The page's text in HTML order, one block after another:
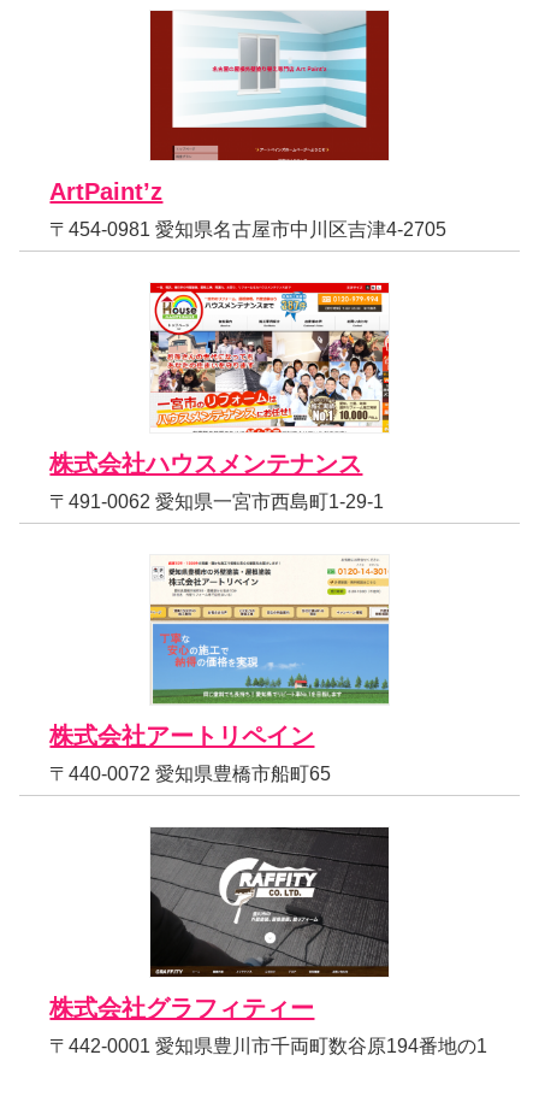
ArtPaint’z
〒454-0981 愛知県名古屋市中川区吉津4-2705
株式会社ハウスメンテナンス
〒491-0062 愛知県一宮市西島町1-29-1
株式会社アートリペイン
〒440-0072 愛知県豊橋市船町65
株式会社グラフィティー
〒442-0001 愛知県豊川市千両町数谷原194番地の1